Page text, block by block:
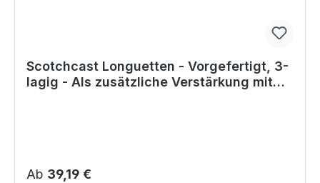
Scotchcast Longuetten - Vorgefertigt, 3-
lagig - Als zusätzliche Verstärkung mit
Regulärer Preis:
Ab 39,19 €